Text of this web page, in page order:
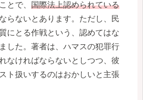
とで、 国際法上認められている
らないとあります。ただし、民
にとる作戦という、認めてはな
した。著者は、ハマスの犯罪行
なければならないとしつつ、彼
ト扱いするのはおかしいと主張